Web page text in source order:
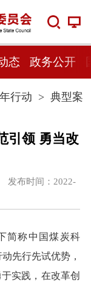
态 政务公开
行动 > 典型案
引领 勇当改
布时间：2022-
简称中国煤炭科
先行先试优势，
实践，在改革创